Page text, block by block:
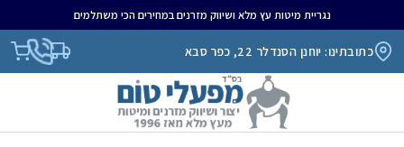
נגריית מיטות עץ מלא ושיווק מזרנים במחירים הכי משתלמים
כתובתינו: יוחנן הסנדלר 22, כפר סבא